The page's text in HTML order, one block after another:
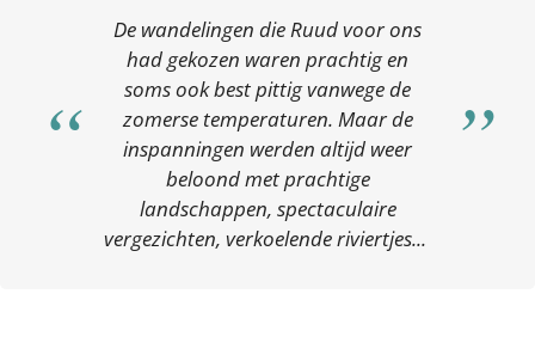
De wandelingen die Ruud voor ons
had gekozen waren prachtig en
soms ook best pittig vanwege de
zomerse temperaturen. Maar de
inspanningen werden altijd weer
beloond met prachtige
landschappen, spectaculaire
vergezichten, verkoelende riviertjes...